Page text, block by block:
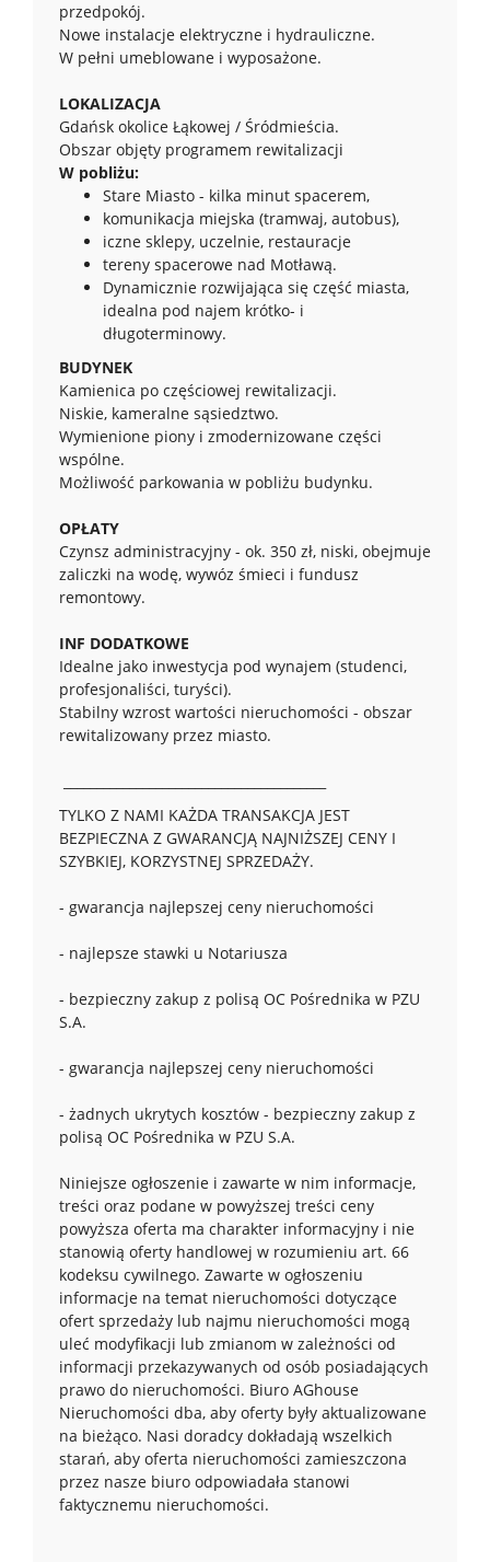
przedpokój.
Nowe instalacje elektryczne i hydrauliczne.
W pełni umeblowane i wyposażone.
LOKALIZACJA
Gdańsk okolice Łąkowej / Śródmieścia.
Obszar objęty programem rewitalizacji
W pobliżu:
Stare Miasto - kilka minut spacerem,
komunikacja miejska (tramwaj, autobus),
iczne sklepy, uczelnie, restauracje
tereny spacerowe nad Motławą.
Dynamicznie rozwijająca się część miasta,
idealna pod najem krótko- i
długoterminowy.
BUDYNEK
Kamienica po częściowej rewitalizacji.
Niskie, kameralne sąsiedztwo.
Wymienione piony i zmodernizowane części
wspólne.
Możliwość parkowania w pobliżu budynku.
OPŁATY
Czynsz administracyjny - ok. 350 zł, niski, obejmuje
zaliczki na wodę, wywóz śmieci i fundusz
remontowy.
INF DODATKOWE
Idealne jako inwestycja pod wynajem (studenci,
profesjonaliści, turyści).
Stabilny wzrost wartości nieruchomości - obszar
rewitalizowany przez miasto.
TYLKO Z NAMI KAŻDA TRANSAKCJA JEST
BEZPIECZNA Z GWARANCJĄ NAJNIŻSZEJ CENY I
SZYBKIEJ, KORZYSTNEJ SPRZEDAŻY.
- gwarancja najlepszej ceny nieruchomości
- najlepsze stawki u Notariusza
- bezpieczny zakup z polisą OC Pośrednika w PZU
S.A.
- gwarancja najlepszej ceny nieruchomości
- żadnych ukrytych kosztów - bezpieczny zakup z
polisą OC Pośrednika w PZU S.A.
Niniejsze ogłoszenie i zawarte w nim informacje,
treści oraz podane w powyższej treści ceny
powyższa oferta ma charakter informacyjny i nie
stanowią oferty handlowej w rozumieniu art. 66
kodeksu cywilnego. Zawarte w ogłoszeniu
informacje na temat nieruchomości dotyczące
ofert sprzedaży lub najmu nieruchomości mogą
uleć modyfikacji lub zmianom w zależności od
informacji przekazywanych od osób posiadających
prawo do nieruchomości. Biuro AGhouse
Nieruchomości dba, aby oferty były aktualizowane
na bieżąco. Nasi doradcy dokładają wszelkich
starań, aby oferta nieruchomości zamieszczona
przez nasze biuro odpowiadała stanowi
faktycznemu nieruchomości.